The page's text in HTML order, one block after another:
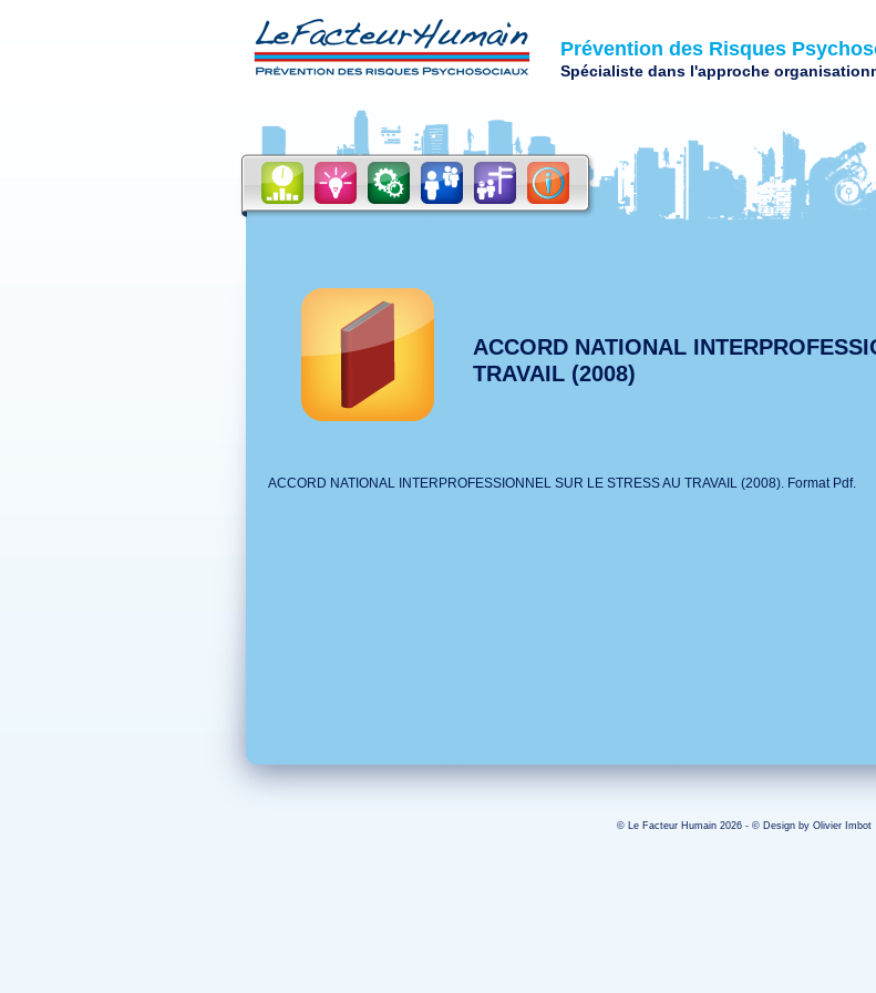
Prévention des Risques
Spécialiste dans l'approche
ACCORD NATIONAL
TRAVAIL (2008)
ACCORD NATIONAL INTERPROFESSIONNEL SUR LE STRESS AU TRAVAIL (2008). Format Pdf.
© Le Facteur Humain 2026 - © Design by Olivier Imbot